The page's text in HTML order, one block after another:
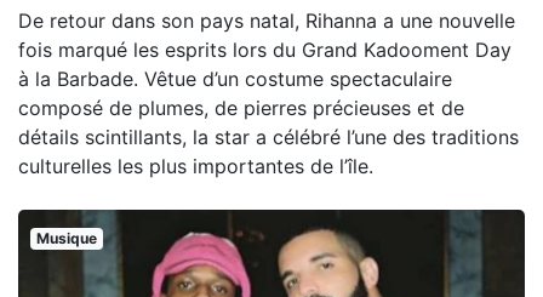
De retour dans son pays natal, Rihanna a une nouvelle
fois marqué les esprits lors du Grand Kadooment Day
à la Barbade. Vêtue d’un costume spectaculaire
composé de plumes, de pierres précieuses et de
détails scintillants, la star a célébré l’une des traditions
culturelles les plus importantes de l’île.
Musique